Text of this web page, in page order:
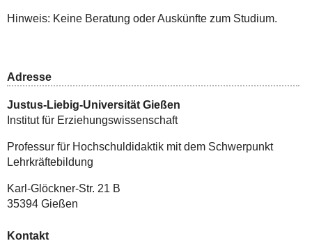
Hinweis: Keine Beratung oder Auskünfte zum Studium.
Adresse
Justus-Liebig-Universität Gießen
Institut für Erziehungswissenschaft
Professur für Hochschuldidaktik mit dem Schwerpunkt
Lehrkräftebildung
Karl-Glöckner-Str. 21 B
35394 Gießen
Kontakt